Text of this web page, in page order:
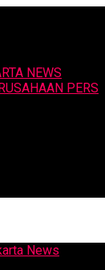
NEWS
PERS